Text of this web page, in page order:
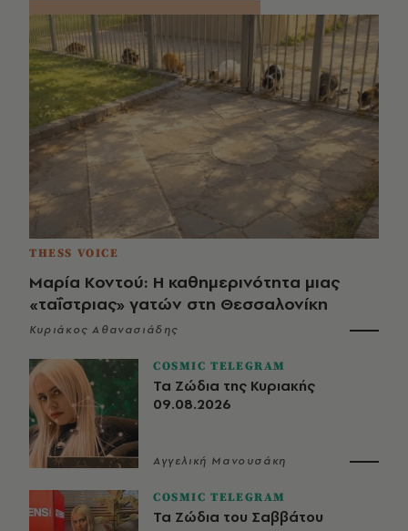
THESS VOICE
Μαρία Κοντού: Η καθημερινότητα μιας
«ταΐστριας» γατών στη Θεσσαλονίκη
Κυριάκος Αθανασιάδης
COSMIC TELEGRAM
Τα Ζώδια της Κυριακής
09.08.2026
Αγγελική Μανουσάκη
COSMIC TELEGRAM
Τα Ζώδια του Σαββάτου